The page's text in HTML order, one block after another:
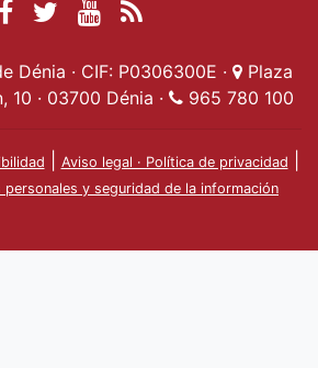
Facebook
Ayuntamiento de
Dénia
Ayuntamiento de
Dénia
Ayuntamiento
de Dénia
Actualidad
Dénia · CIF: P0306300E ·
Plaza
· 03700 Dénia ·
965 780 100
Aviso legal · Política de privacidad
y seguridad de la información